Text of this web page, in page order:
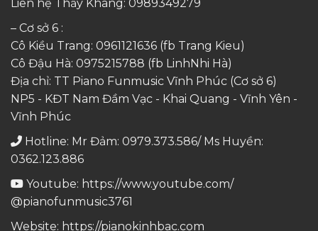
Liên hệ Thầy Khang: 0989349279
– Cơ sở 6 :
Cô Kiều Trang: 0961121636 (fb Trang Kieu)
Cô Đậu Hà: 0975215788 (fb LinhNhi Hà)
Địa chỉ: TT Piano Funmusic Vĩnh Phúc (Cơ sở 6)
NP5 - KĐT Nam Đầm Vạc - Khai Quang - Vĩnh Yên -
Vĩnh Phúc
Hotline: Mr Đảm: 0979.373.586/ Ms Huyền:
0362.123.886
Youtube: https://www.youtube.com/
@pianofunmusic3761
Website: https://pianokinhbac.com